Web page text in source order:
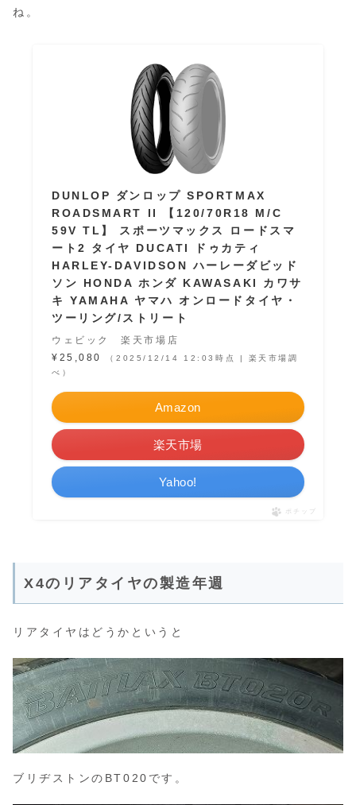
ね。
DUNLOP ダンロップ SPORTMAX
ROADSMART II 【120/70R18 M/C
59V TL】 スポーツマックス ロードスマ
ート2 タイヤ DUCATI ドゥカティ
HARLEY-DAVIDSON ハーレーダビッド
ソン HONDA ホンダ KAWASAKI カワサ
キ YAMAHA ヤマハ オンロードタイヤ・
ツーリング/ストリート
ウェビック 楽天市場店
¥25,080
（2025/12/14 12:03時点 | 楽天市場調
べ）
Amazon
楽天市場
Yahoo!
ポチップ
X4のリアタイヤの製造年週
リアタイヤはどうかというと
ブリヂストンのBT020です。